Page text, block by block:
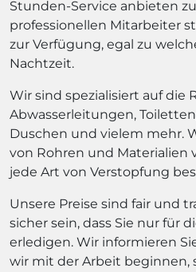
Stunden-Service anbieten
professionellen Mitarbeiter
zur Verfügung, egal zu
Nachtzeit.
Wir sind spezialisiert auf die
Abwasserleitungen,
Duschen und vielem mehr.
von Rohren und Materialien
jede Art von Verstopfung
Unsere Preise sind fair und
sicher sein, dass Sie nur für
erledigen. Wir informieren
wir mit der Arbeit beginnen,